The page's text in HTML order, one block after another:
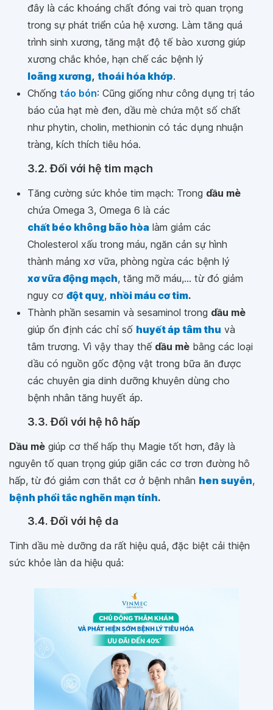
đây là các khoáng chất đóng vai trò quan trọng
trong sự phát triển của hệ xương. Làm tăng quá
trình sinh xương, tăng mật độ tế bào xương giúp
xương chắc khỏe, hạn chế các bệnh lý
loãng xương, thoái hóa khớp.
Chống táo bón: Cũng giống như công dụng trị táo
báo của hạt mè đen, dầu mè chứa một số chất
như phytin, cholin, methionin có tác dụng nhuận
tràng, kích thích tiêu hóa.
3.2. Đối với hệ tim mạch
Tăng cường sức khỏe tim mạch: Trong dầu mè
chứa Omega 3, Omega 6 là các
chất béo không bão hòa làm giảm các
Cholesterol xấu trong máu, ngăn cản sự hình
thành mảng xơ vữa, phòng ngừa các bệnh lý
xơ vữa động mạch, tăng mỡ máu,... từ đó giảm
nguy cơ đột quỵ, nhồi máu cơ tim.
Thành phần sesamin và sesaminol trong dầu mè
giúp ổn định các chỉ số huyết áp tâm thu và
tâm trương. Vì vậy thay thế dầu mè bằng các loại
dầu có nguồn gốc động vật trong bữa ăn được
các chuyên gia dinh dưỡng khuyên dùng cho
bệnh nhân tăng huyết áp.
3.3. Đối với hệ hô hấp
Dầu mè giúp cơ thể hấp thụ Magie tốt hơn, đây là
nguyên tố quan trọng giúp giãn các cơ trơn đường hô
hấp, từ đó giảm cơn thắt cơ ở bệnh nhân hen suyễn,
bệnh phổi tắc nghẽn mạn tính.
3.4. Đối với hệ da
Tinh dầu mè dưỡng da rất hiệu quả, đặc biệt cải thiện
sức khỏe làn da hiệu quả: